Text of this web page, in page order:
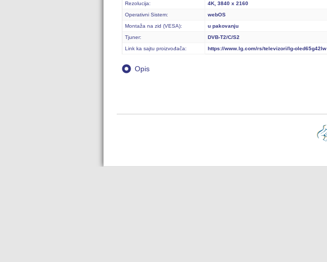
Rezolucija:
4K, 3840 x 2160
Operativni Sistem:
webOS
Montaža na zid (VESA):
u pakovanju
Tjuner:
DVB-T2/C/S2
Link ka sajtu proizvođača:
https://www.lg.com/rs/televizori/lg-oled65g42lw
Opis